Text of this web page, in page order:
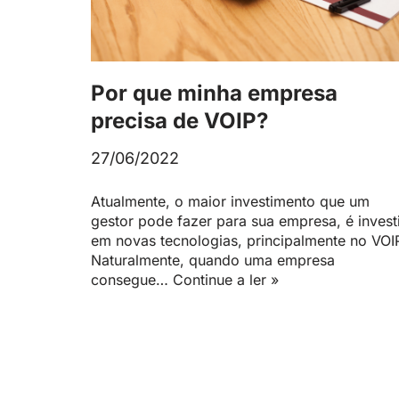
Por que minha empresa
precisa de VOIP?
27/06/2022
Atualmente, o maior investimento que um
gestor pode fazer para sua empresa, é
em novas tecnologias, principalmente no
Naturalmente, quando uma empresa
consegue… Continue a ler »